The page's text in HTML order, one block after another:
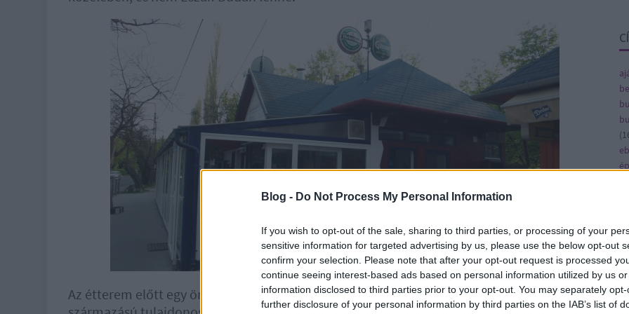
Blog - Do Not Process My Personal Information
If you wish to opt-out of the sale, sharing to third parties, or processing of your
sensitive information for targeted advertising by us, please use the below opt-out
confirm your selection. Please note that after your opt-out request is processed
continue seeing interest-based ads based on personal information utilized by us
information disclosed to third parties prior to your opt-out. You may separately
further disclosure of your personal information by third parties on the IAB’s list of
Az étterem előtt egy öreg bácsi filozofál nyugodt, megfontolt hangon, odabent a görög
(
(